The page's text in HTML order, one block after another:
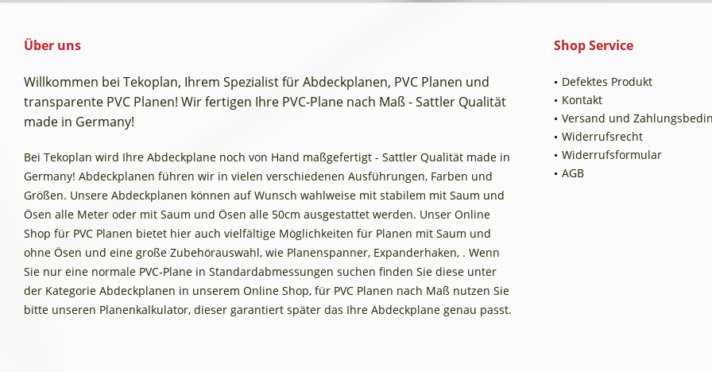
Über uns
Willkommen bei Tekoplan, Ihrem Spezialist für Abdeckplanen, PVC Planen und
transparente PVC Planen! Wir fertigen Ihre PVC-Plane nach Maß - Sattler Qualität
made in Germany!
Bei Tekoplan wird Ihre Abdeckplane noch von Hand maßgefertigt - Sattler Qualität made in
Germany! Abdeckplanen führen wir in vielen verschiedenen Ausführungen, Farben und
Größen. Unsere Abdeckplanen können auf Wunsch wahlweise mit stabilem mit Saum und
Ösen alle Meter oder mit Saum und Ösen alle 50cm ausgestattet werden. Unser Online
Shop für PVC Planen bietet hier auch vielfältige Möglichkeiten für Planen mit Saum und
ohne Ösen und eine große Zubehörauswahl, wie Planenspanner, Expanderhaken, . Wenn
Sie nur eine normale PVC-Plane in Standardabmessungen suchen finden Sie diese unter
der Kategorie Abdeckplanen in unserem Online Shop, für PVC Planen nach Maß nutzen Sie
bitte unseren Planenkalkulator, dieser garantiert später das Ihre Abdeckplane genau passt.
Shop Service
Defektes Produkt
Kontakt
Versand und
Widerrufsrecht
Widerrufsformular
AGB